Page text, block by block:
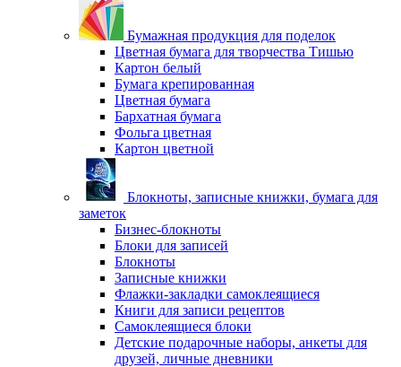
Бумажная продукция для поделок
Цветная бумага для творчества Тишью
Картон белый
Бумага крепированная
Цветная бумага
Бархатная бумага
Фольга цветная
Картон цветной
Блокноты, записные книжки, бумага для
заметок
Бизнес-блокноты
Блоки для записей
Блокноты
Записные книжки
Флажки-закладки самоклеящиеся
Книги для записи рецептов
Самоклеящиеся блоки
Детские подарочные наборы, анкеты для
друзей, личные дневники